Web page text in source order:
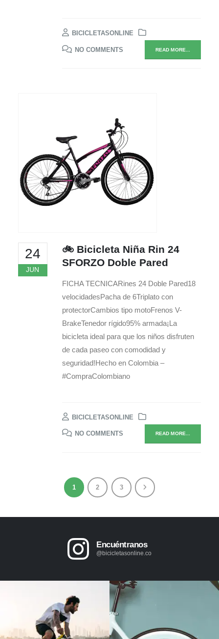
BICICLETASONLINE
NO COMMENTS READ MORE...
24
JUN
🚲 Bicicleta Niña Rin 24
SFORZO Doble Pared
FICHA TECNICARines 24 Doble Pared18
velocidadesPacha de 6Triplato con
protectorCambios tipo motoFrenos V-
BrakeTenedor rígido95% armada¡La
bicicleta ideal para que los niños disfruten
de cada paseo con comodidad y
seguridad!Hecho en Colombia –
#CompraColombiano
BICICLETASONLINE
NO COMMENTS READ MORE...
1 2 3
Encuéntranos
@bicicletasonline.co